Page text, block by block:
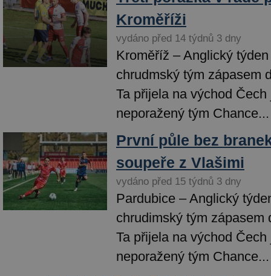
Kroměříži
vydáno před 14 týdnů 3 dny
Kroměříž – Anglický
chrudmský tým zápasem
Ta přijela na východ
neporažený tým Chance...
První půle bez
soupeře z Vlašimi
vydáno před 15 týdnů 3 dny
Pardubice – Anglický
chrudimský tým zápasem
Ta přijela na východ
neporažený tým Chance...